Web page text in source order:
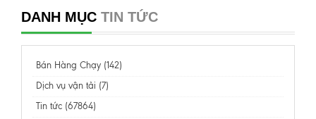
DANH MỤC TIN TỨC
Bán Hàng Chạy (142)
Dịch vụ vận tải (7)
Tin tức (67864)